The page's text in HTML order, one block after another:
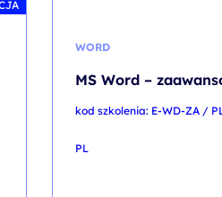
WORD
MS Word –
kod szkolenia: E-WD-ZA /
PL